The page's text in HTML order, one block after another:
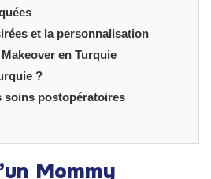
et la personnalisation
en Turquie
?
soins postopératoires
Mommy